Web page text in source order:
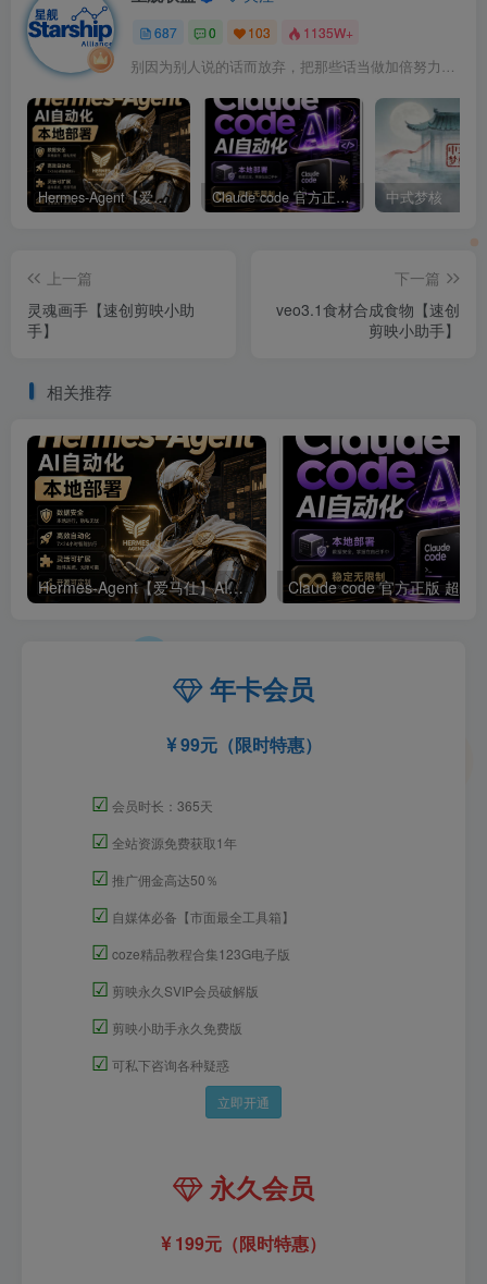
687 0 103 1135W+
Hermes-Agent【爱马仕】AI自动化部署【会员免费领取安装包】 Claude code 官方正版 超强工具【会员免费领取安装包】 中式梦核
上一篇
灵魂画手【速创剪映小助
手】
下一篇
veo3.1食材合成食物【速创
剪映小助手】
相关推荐
Hermes-Agent【爱马仕】AI自动化部署【会员免费领取安装包】
年卡会员
99元（限时特惠）
☑ 会员时长：365天
☑ 全站资源免费获取1年
☑ 推广佣金高达50％
☑ 自媒体必备【市面最全工具箱】
☑ coze精品教程合集123G电子版
☑ 剪映永久SVIP会员破解版
☑ 剪映小助手永久免费版
☑ 可私下咨询各种疑惑
立即开通
永久会员
199元（限时特惠）